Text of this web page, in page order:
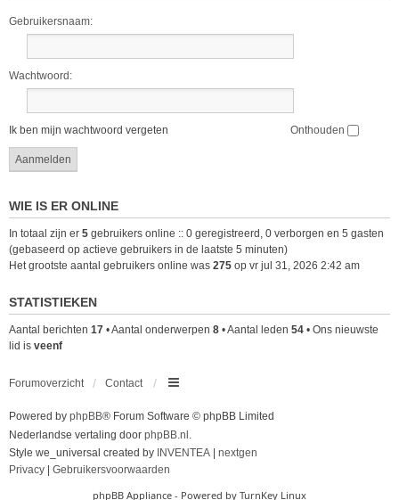
Gebruikersnaam:
Wachtwoord:
Ik ben mijn wachtwoord vergeten Onthouden
WIE IS ER ONLINE
In totaal zijn er 5 gebruikers online :: 0 geregistreerd, 0 verborgen en 5 gasten
(gebaseerd op actieve gebruikers in de laatste 5 minuten)
Het grootste aantal gebruikers online was 275 op vr jul 31, 2026 2:42 am
STATISTIEKEN
Aantal berichten 17 • Aantal onderwerpen 8 • Aantal leden 54 • Ons nieuwste
lid is veenf
Forumoverzicht Contact
Powered by phpBB® Forum Software © phpBB Limited
Nederlandse vertaling door phpBB.nl .
Style we_universal created by INVENTEA
nextgen
Privacy
Gebruikersvoorwaarden
phpBB Appliance - Powered by TurnKey Linux